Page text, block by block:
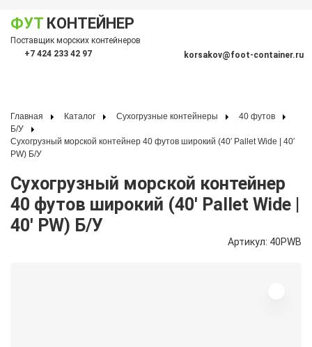
ФУТ КОНТЕЙНЕР
Поставщик морских контейнеров
+7 424 233 42 97
korsakov@foot-container.ru
Главная Каталог Сухогрузные контейнеры
40 футов
Б/У
Сухогрузный морской контейнер 40 футов широкий (40′ Pallet Wide | 40′
PW) Б/У
Сухогрузный морской контейнер
40 футов широкий (40′ Pallet Wide |
40′ PW) Б/У
Артикул: 40PWB
меню